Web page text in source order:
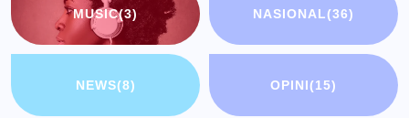
MUSIC(3) NASIONAL(36)
NEWS(8) OPINI(15)